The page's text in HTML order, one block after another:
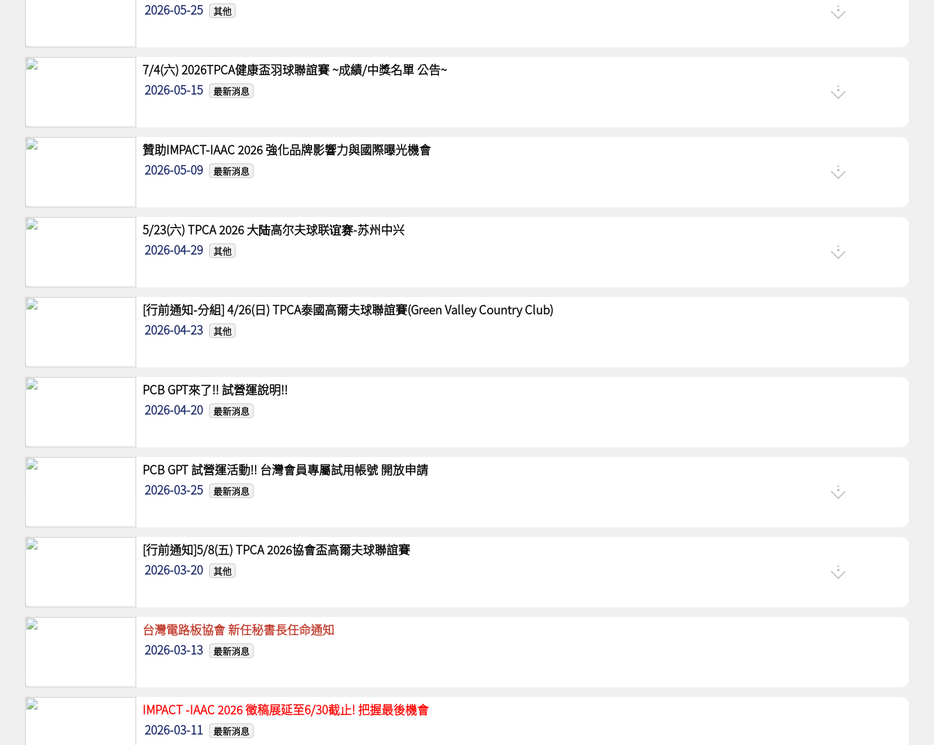
2026-05-25
其他
7/4(六) 2026TPCA健康盃羽球聯誼賽 ~成績/中獎名單 公告~
2026-05-15
最新消息
贊助IMPACT-IAAC 2026 強化品牌影響力與國際曝光機會
2026-05-09
最新消息
5/23(六) TPCA 2026 大陆高尔夫球联谊赛-苏州中兴
2026-04-29
其他
[行前通知-分組] 4/26(日) TPCA泰國高爾夫球聯誼賽(Green Valley Country Club)
2026-04-23
其他
PCB GPT來了!! 試營運說明!!
2026-04-20
最新消息
PCB GPT 試營運活動!! 台灣會員專屬試用帳號 開放申請
2026-03-25
最新消息
[行前通知]5/8(五) TPCA 2026協會盃高爾夫球聯誼賽
2026-03-20
其他
台灣電路板協會 新任秘書長任命通知
2026-03-13
最新消息
IMPACT -IAAC 2026 徵稿展延至6/30截止! 把握最後機會
2026-03-11
最新消息